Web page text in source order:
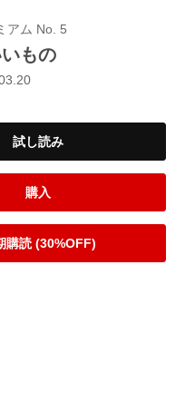
アム No. 5
もの
試し読み
購入
購読 (30%OFF)